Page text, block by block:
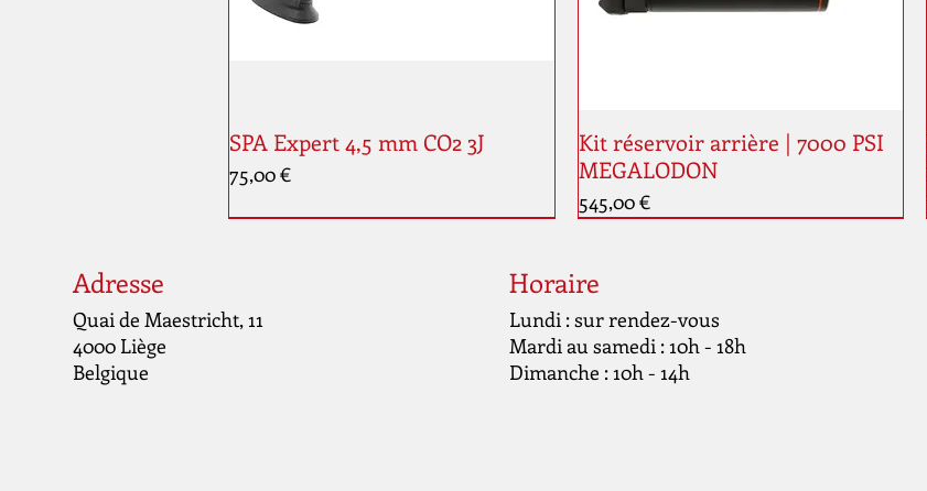
SPA Expert 4,5 mm CO2 3J
Prix
75,00 €
Kit réservoir arrière | 7000 PSI
MEGALODON
Prix
545,00 €
Adresse
Quai de Maestricht, 11
4000 Liège
Belgique
Horaire
Lundi : sur rendez-vous
Mardi au samedi : 10h - 18h
Dimanche : 10h - 14h